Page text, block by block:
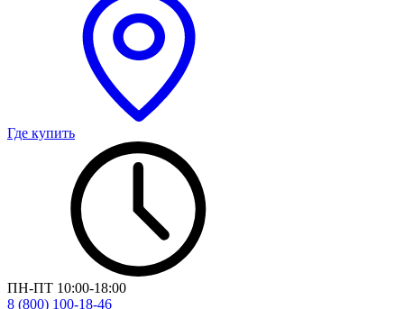
Где купить
ПН-ПТ 10:00-18:00
8 (800) 100-18-46